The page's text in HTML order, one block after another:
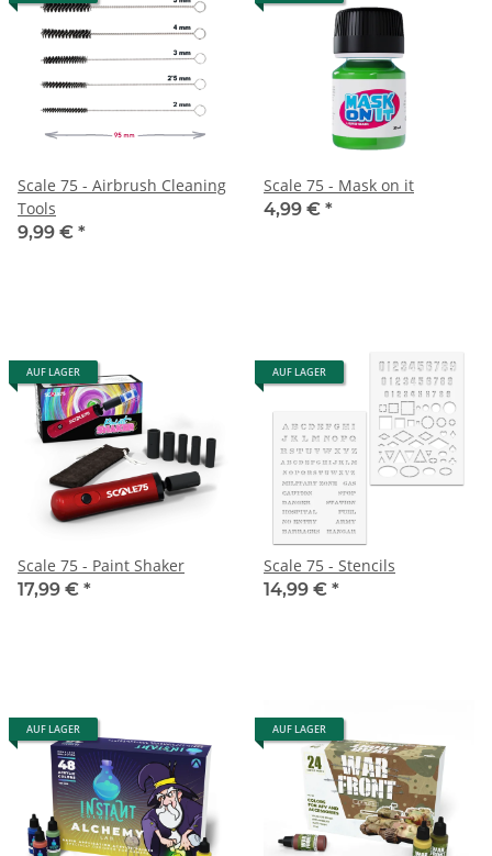
Scale 75 - Airbrush Cleaning
Tools
9,99 € *
Scale 75 - Mask on it
4,99 € *
AUF LAGER
Scale 75 - Paint Shaker
17,99 € *
AUF LAGER
Scale 75 - Stencils
14,99 € *
AUF LAGER AUF LAGER